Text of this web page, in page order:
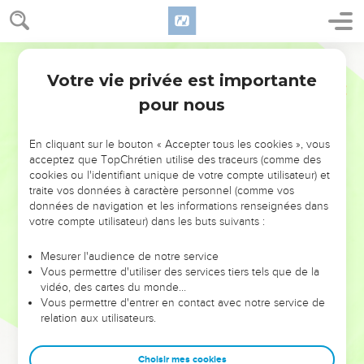
NE MANQUEZ PAS L’ÉVÉNEMENT
DE L’ANNÉE !
ET SI LEURS ERREURS POUVAIENT VOUS ÉVITER LES
VOTRES ?
leur foi ou leur vision. Mais on voit moins les doutes, les erreurs
et les saisons difficiles qu'ils ont traversés, alors même que ce
sont elles qui les ont façonnés.
Dans cette conférence, leaders, entrepreneurs, et responsables
clés pour avancer avec plus de sagesse afin que leurs erreurs
Votre vie privée est importante
pour nous
En cliquant sur le bouton « Accepter tous les cookies », vous
acceptez que TopChrétien utilise des traceurs (comme des
cookies ou l'identifiant unique de votre compte utilisateur) et
traite vos données à caractère personnel (comme vos
données de navigation et les informations renseignées dans
votre compte utilisateur) dans les buts suivants :
Mesurer l'audience de notre service
Vous permettre d'utiliser des services tiers tels que de la
vidéo, des cartes du monde…
Vous permettre d'entrer en contact avec notre service de
relation aux utilisateurs.
Choisir mes cookies